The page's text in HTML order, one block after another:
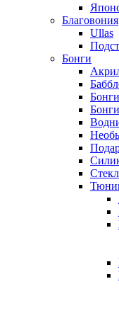
Благовония
Ullas
Бонги